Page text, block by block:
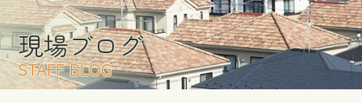
現場ブログ
STAFF BLOG